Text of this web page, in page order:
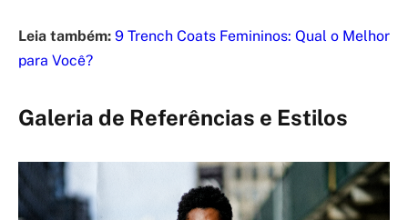
Leia também: 9 Trench Coats Femininos: Qual o Melhor
para Você?
Galeria de Referências e Estilos